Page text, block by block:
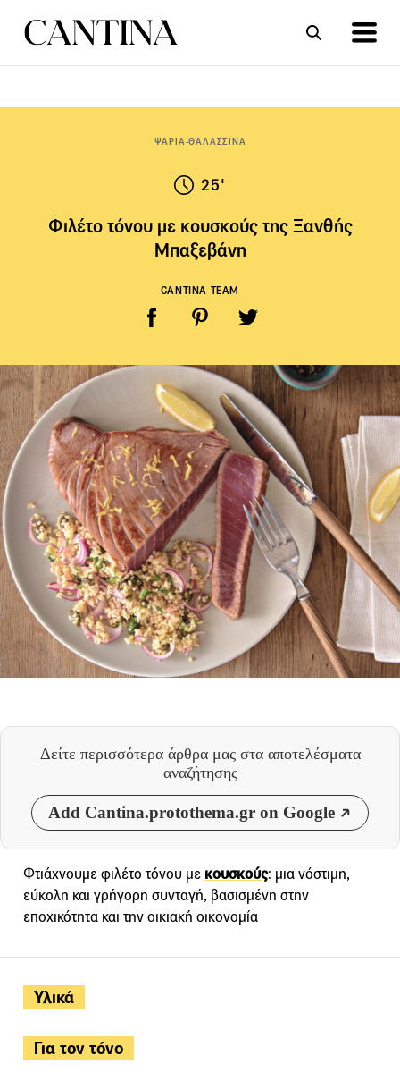
ΨΑΡΙΑ-ΘΑΛΑΣΣΙΝΑ
25'
Φιλέτο τόνου με κουσκούς της Ξανθής
Μπαξεβάνη
CANTINA TEAM
Δείτε περισσότερα άρθρα μας στα αποτελέσματα
αναζήτησης
Add Cantina.protothema.gr on Google
Υλικά
Για τον τόνο
Φτιάχνουμε φιλέτο τόνου με κουσκούς: μια νόστιμη,
εύκολη και γρήγορη συνταγή, βασισμένη στην
εποχικότητα και την οικιακή οικονομία